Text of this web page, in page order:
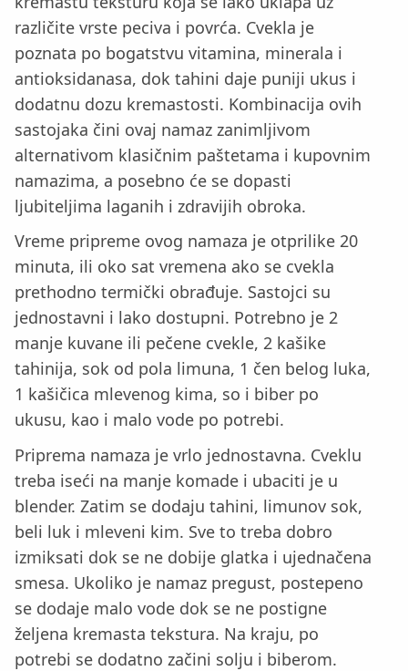
različite vrste peciva i povrća. Cvekla je
poznata po bogatstvu vitamina, minerala i
antioksidanasa, dok tahini daje puniji ukus i
dodatnu dozu kremastosti. Kombinacija ovih
sastojaka čini ovaj namaz zanimljivom
alternativom klasičnim paštetama i kupovnim
namazima, a posebno će se dopasti
ljubiteljima laganih i zdravijih obroka.
Vreme pripreme ovog namaza je otprilike 20
minuta, ili oko sat vremena ako se cvekla
prethodno termički obrađuje. Sastojci su
jednostavni i lako dostupni. Potrebno je 2
manje kuvane ili pečene cvekle, 2 kašike
tahinija, sok od pola limuna, 1 čen belog luka,
1 kašičica mlevenog kima, so i biber po
ukusu, kao i malo vode po potrebi.
Priprema namaza je vrlo jednostavna. Cveklu
treba iseći na manje komade i ubaciti je u
blender. Zatim se dodaju tahini, limunov sok,
beli luk i mleveni kim. Sve to treba dobro
izmiksati dok se ne dobije glatka i ujednačena
smesa. Ukoliko je namaz pregust, postepeno
se dodaje malo vode dok se ne postigne
željena kremasta tekstura. Na kraju, po
potrebi se dodatno začini solju i biberom.